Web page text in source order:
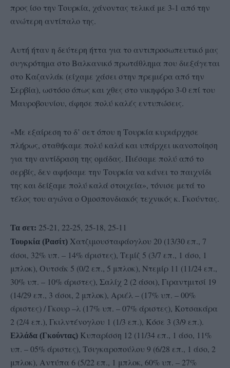
προς ίσο την Τουρκία, χάνοντας τελικά με 3-1 από την
ανώτερη αντίπαλο της.
Αυτή ήταν η δεύτερη ήττα για το αντιπροσωπευτικό μας
συγκρότημα στο Βαλκανικό πρωτάθλημα που διεξάγεται
στο Καζανλάκ (είχαμε χάσει στην πρεμιέρα από την
Σερβία), ωστόσο όπως και χθες στο νικηφόρο 3-0 επί του
Μαυροβουνίου, άφησε πολύ καλές εντυπώσεις.
«Με εξαίρεση το δ’ σετ όπου η Τουρκία κυριάρχησε
πλήρως, σταθήκαμε πολύ καλά και υπάρχει ικανοποίηση
για την αντίδραση της ομάδας. Πιέσαμε πολύ από το
σερβίς, δεν αφήσαμε την Τουρκία να κάνει το παιχνίδι
της και δείξαμε πολύ καλά στοιχεία», τόνισε μετά το
τέλος του αγώνα ο Ομοσπονδιακός τεχνικός κ. Γκούντας.
Τα σετ: 25-21, 22-25, 25-18, 25-11
Τουρκία (Ρασίτ) Χατζιμουσταφάογλου 20 (13/30 επ., 7
άσοι, 32% υπ. – 14% άριστες), Τεμίζ 5 (3/7 επ., 1 άσο, 1
μπλοκ), Ουτσάκ 5 (0/2 επ., 5 μπλοκ), Ντεμίρ 11 (11/24 επ.,
30% υπ. – 10% άριστες), Σαλίχ 2 (2 άσοι), Γιραντμιτσί 19
(14/29 επ., 3 άσοι, 2 μπλοκ), Αριέλ – (17% υπ. – 00%
άριστες) / Γκουρ –λ (17% υπ. – 07% άριστες), Κοτσακάρα
2 (2/4 επ.), Γκιλντένογλου 1 (1/3 επ.), Κόσε 3 (3/9 επ.).
Ελλάδα (Γκούντας) Κυπαρίσση 12 (11/34 επ., 1 άσο, 11%
υπ. – 05% άριστες), Τσιγκαροπούλου 9 (6/28 επ., 1 άσο, 2
μπλοκ), Αντύπα 6 (5/22 επ., 1 μπλοκ, 60% υπ. – 27%